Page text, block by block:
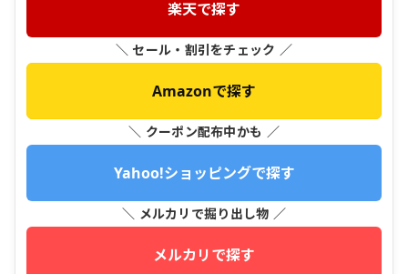
楽天で探す
＼ セール・割引をチェック ／
Amazonで探す
＼ クーポン配布中かも ／
Yahoo!ショッピングで探す
＼ メルカリで掘り出し物 ／
メルカリで探す